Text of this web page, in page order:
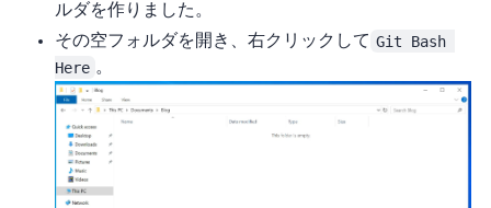
ルダを作りました。
その空フォルダを開き、右クリックして Git Bash
Here 。